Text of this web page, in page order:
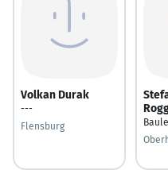
Volkan Durak
---
Flensburg